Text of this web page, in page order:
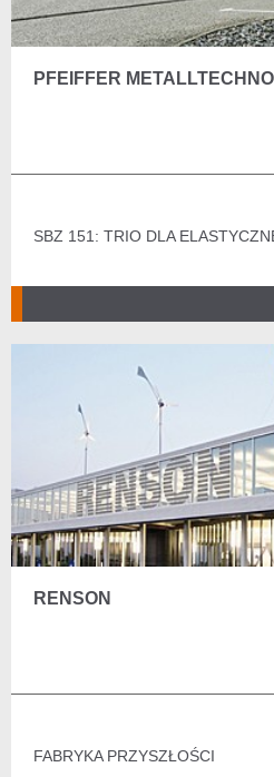
PFEIFFER
SBZ 151: TRIO DLA
RENSON
FABRYKA PRZYSZŁOŚCI